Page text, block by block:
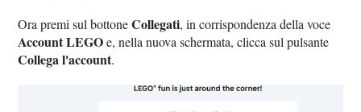
Ora premi sul bottoneCollegati, in corrispondenza della voce
Account LEGOe, nella nuova schermata, clicca sul pulsante
Collega l'account.